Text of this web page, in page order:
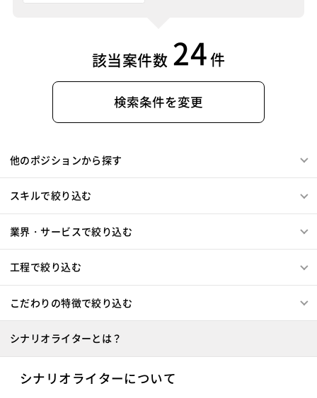
該当案件数 24 件
検索条件を変更
他のポジションから探す
スキルで絞り込む
業界・サービスで絞り込む
工程で絞り込む
こだわりの特徴で絞り込む
シナリオライターとは？
シナリオライターについて